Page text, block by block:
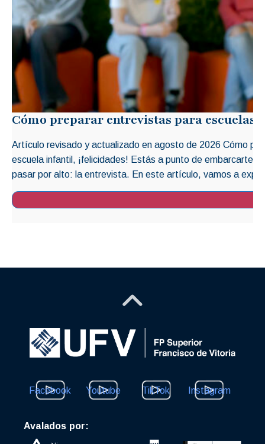
Cómo preparar entrevistas para escuelas
Artículo revisado y actualizado en agosto de 2026 Cómo
escuela infantil, ¡felicidades! Estás a punto de embarcarte
pasar por alto: la entrevista. En este artículo, vamos a
Facebook Youtube TikTok Instagram
Avalados por: